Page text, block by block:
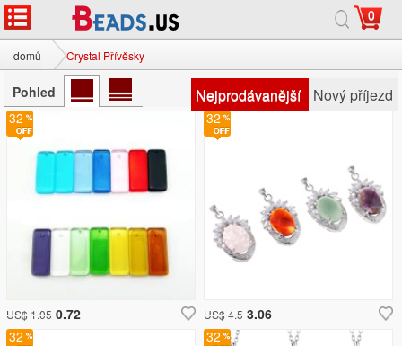
0
domů Crystal Přívěsky
Pohled Nejprodávanější Nový příjezd
32
32
US$ 1.05 0.72
32
US$ 4.5 3.06
32